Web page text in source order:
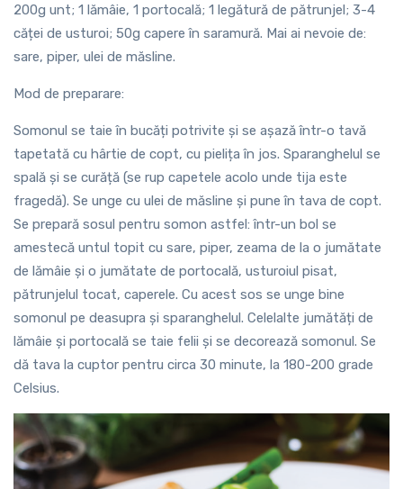
200g unt; 1 lămâie, 1 portocală; 1 legătură de pătrunjel; 3-4
căței de usturoi; 50g capere în saramură. Mai ai nevoie de:
sare, piper, ulei de măsline.
Mod de preparare:
Somonul se taie în bucăți potrivite și se așază într-o tavă
tapetată cu hârtie de copt, cu pielița în jos. Sparanghelul se
spală și se curăță (se rup capetele acolo unde tija este
fragedă). Se unge cu ulei de măsline și pune în tava de copt.
Se prepară sosul pentru somon astfel: într-un bol se
amestecă untul topit cu sare, piper, zeama de la o jumătate
de lămâie și o jumătate de portocală, usturoiul pisat,
pătrunjelul tocat, caperele. Cu acest sos se unge bine
somonul pe deasupra și sparanghelul. Celelalte jumătăți de
lămâie și portocală se taie felii și se decorează somonul. Se
dă tava la cuptor pentru circa 30 minute, la 180-200 grade
Celsius.